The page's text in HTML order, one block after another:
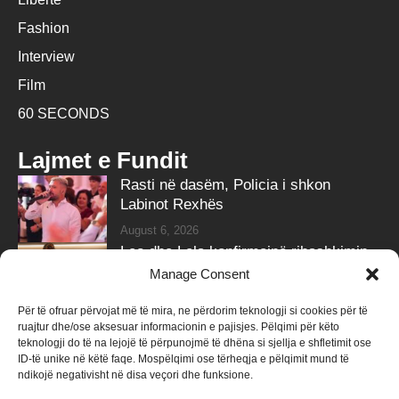
Manage Consent
Për të ofruar përvojat më të mira, ne përdorim teknologji si cookies për të
ruajtur dhe/ose aksesuar informacionin e pajisjes. Pëlqimi për këto
teknologji do të na lejojë të përpunojmë të dhëna si sjellja e shfletimit ose
ID-të unike në këtë faqe. Mospëlqimi ose tërheqja e pëlqimit mund të
ndikojë negativisht në disa veçori dhe funksione.
Fashion
Interview
Film
60 SECONDS
Lajmet e Fundit
Rasti në dasëm, Policia i shkon
Labinot Rexhës
August 6, 2026
Leo dhe Lela konfirmojnë ribashkimin
me klipin e ri
Follow Us
258kFollowers 415k Followers